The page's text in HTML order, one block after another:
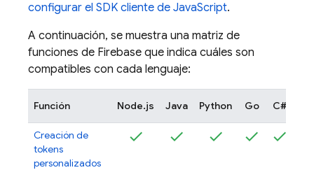
configurar el SDK cliente de JavaScript.
A continuación, se muestra una matriz de
funciones de Firebase que indica cuáles son
compatibles con cada lenguaje:
Función Node.js Java Python Go C#
Creación de
tokens
personalizados